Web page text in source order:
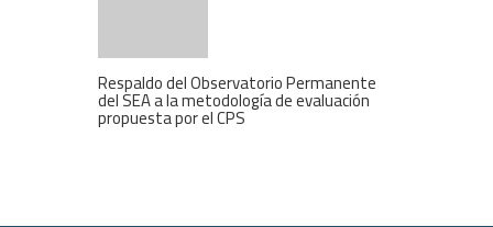
Respaldo del Observatorio Permanente
del SEA a la metodología de evaluación
propuesta por el CPS